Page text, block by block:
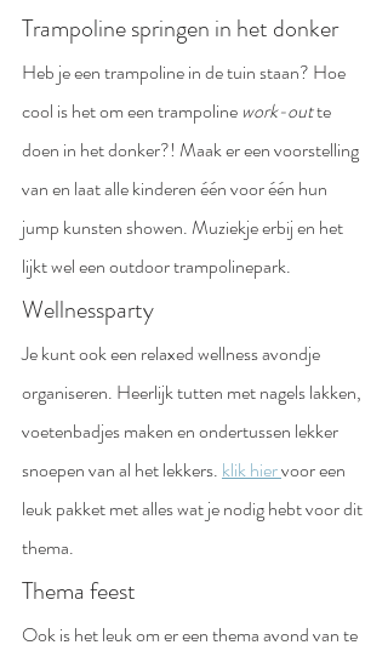
Trampoline springen in het donker
Heb je een trampoline in de tuin staan? Hoe
cool is het om een trampoline work-out te
doen in het donker?! Maak er een voorstelling
van en laat alle kinderen één voor één hun
jump kunsten showen. Muziekje erbij en het
lijkt wel een outdoor trampolinepark.
Wellnessparty
Je kunt ook een relaxed wellness avondje
organiseren. Heerlijk tutten met nagels lakken,
voetenbadjes maken en ondertussen lekker
snoepen van al het lekkers. klik hier voor een
leuk pakket met alles wat je nodig hebt voor dit
thema.
Thema feest
Ook is het leuk om er een thema avond van te